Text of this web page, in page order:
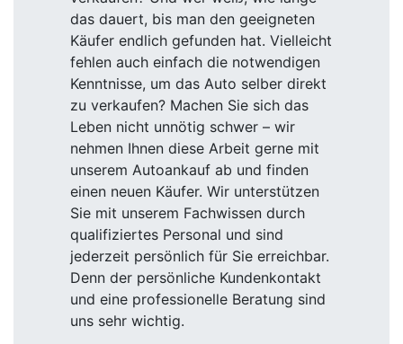
das dauert, bis man den geeigneten
Käufer endlich gefunden hat. Vielleicht
fehlen auch einfach die notwendigen
Kenntnisse, um das Auto selber direkt
zu verkaufen? Machen Sie sich das
Leben nicht unnötig schwer – wir
nehmen Ihnen diese Arbeit gerne mit
unserem Autoankauf ab und finden
einen neuen Käufer. Wir unterstützen
Sie mit unserem Fachwissen durch
qualifiziertes Personal und sind
jederzeit persönlich für Sie erreichbar.
Denn der persönliche Kundenkontakt
und eine professionelle Beratung sind
uns sehr wichtig.